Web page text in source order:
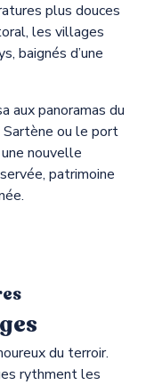
plus douces
les villages
baignés d’une
aux panoramas du
Sartène ou le port
nouvelle
patrimoine
du terroir.
rythment les